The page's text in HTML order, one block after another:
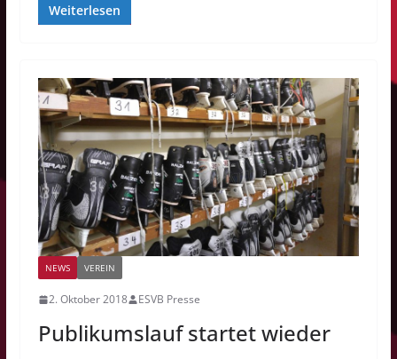
Weiterlesen
NEWS VEREIN
2. Oktober 2018 ESVB Presse
Publikumslauf startet wieder